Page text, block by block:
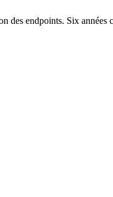
endpoints. Six années